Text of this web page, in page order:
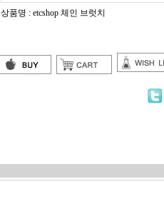
상품명 : etcshop 체인 브럿치